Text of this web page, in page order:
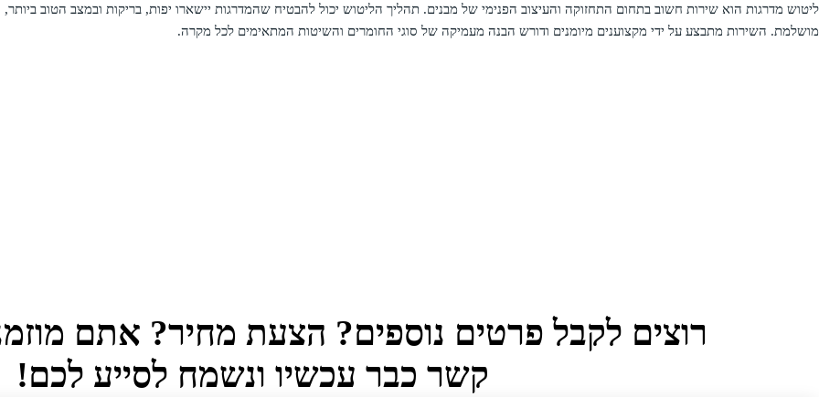
ליטוש מדרגות הוא שירות חשוב בתחום התחזוקה והעיצוב הפנימי של מבנים. תהליך הליטוש יכול להבטיח שהמדרגות יישארו יפות, בריקות ובמצב הטוב ביותר,
מושלמת. השירות מתבצע על ידי מקצוענים מיומנים ודורש הבנה מעמיקה של סוגי החומרים והשיטות המתאימים לכל מקרה.
רוצים לקבל פרטים נוספים? הצעת מחיר? אתם
קשר כבר עכשיו ונשמח לסייע לכם!​